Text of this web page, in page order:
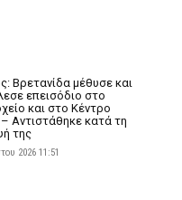
Βρετανίδα μέθυσε και
επεισόδιο στο
και στο Κέντρο
– Αντιστάθηκε κατά τη
της
2026 11:51